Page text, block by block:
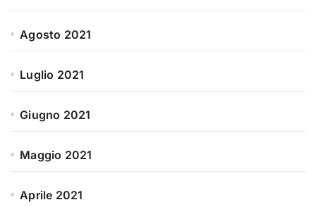
Agosto 2021
Luglio 2021
Giugno 2021
Maggio 2021
Aprile 2021